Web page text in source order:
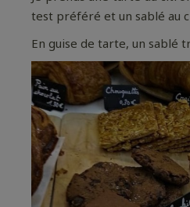
test préféré et un sablé au
En guise de tarte, un sablé